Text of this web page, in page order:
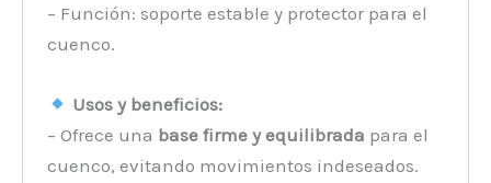
– Función: soporte estable y protector para el
cuenco.
Usos y beneficios:
– Ofrece una base firme y equilibrada para el
cuenco, evitando movimientos indeseados.